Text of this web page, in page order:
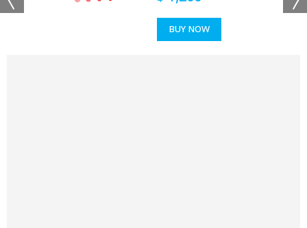
BUY NOW